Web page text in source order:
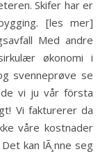
Skifer har er
[les mer]
Med andre
økonomi i
svenneprøve se
vi ju vår första
Vi fakturerer da
våre kostnader
kan lÃ¸nne seg